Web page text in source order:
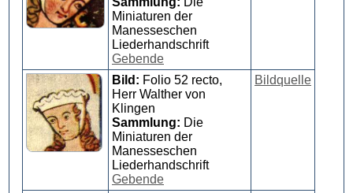
Miniaturen der
Manesseschen
Liederhandschrift
Gebende
Bild: Folio 52 recto,
Herr Walther von
Klingen
Sammlung: Die
Miniaturen der
Manesseschen
Liederhandschrift
Gebende
Bildquelle